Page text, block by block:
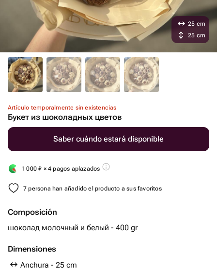
Artículo temporalmente sin existencias
Букет из шоколадных цветов
Saber cuándo estará disponible
1 000₽ × 4 pagos aplazados
7 persona han añadido el producto a sus favoritos
Composición
шоколад молочный и белый - 400 gr
Dimensiones
Anchura - 25 cm
25 cm
25 cm